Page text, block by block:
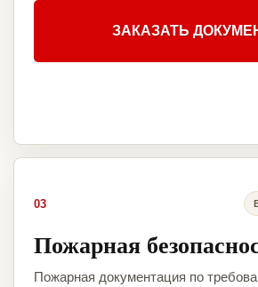
ЗАКАЗАТЬ
03
Пожарная
Пожарная документация по